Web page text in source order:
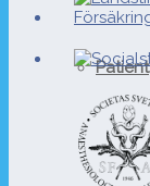
Patient